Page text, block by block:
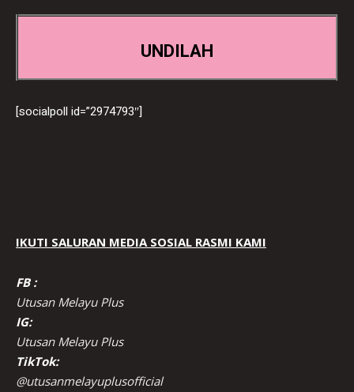
UNDILAH
[socialpoll id=”2974793″]
IKUTI SALURAN MEDIA SOSIAL RASMI KAMI
FB :
Utusan Melayu Plus
IG:
Utusan Melayu Plus
TikTok:
@utusanmelayuplusofficial